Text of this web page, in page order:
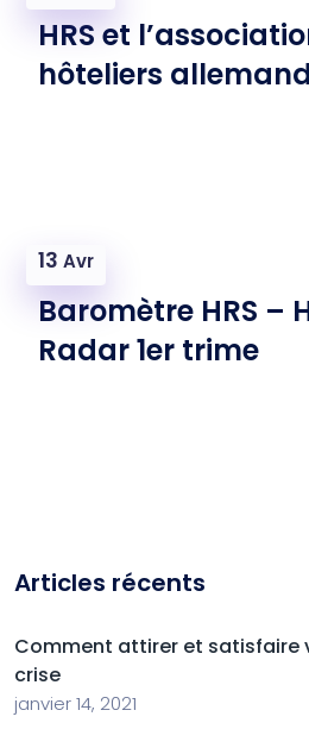
HRS et
hôteliers
13 Avr
Baromètre HRS –
Radar 1er trime
Articles récents
Comment attirer et satisfaire
crise
janvier 14, 2021